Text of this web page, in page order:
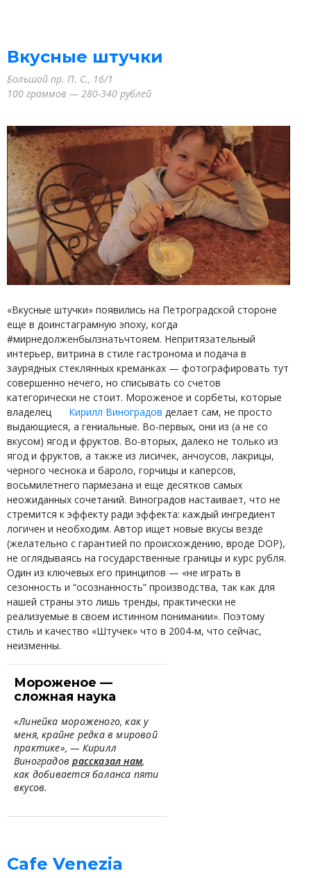
Вкусные штучки
Большой пр. П. С., 16/1
100 граммов — 280-340 рублей
«Вкусные штучки» появились на Петроградской стороне
еще в доинстаграмную эпоху, когда
#мирнедолженбылзнатьчтояем. Непритязательный
интерьер, витрина в стиле гастронома и подача в
заурядных стеклянных креманках — фотографировать тут
совершенно нечего, но списывать со счетов
категорически не стоит. Мороженое и сорбеты, которые
владелец
Кирилл Виноградов делает сам, не просто
выдающиеся, а гениальные. Во-первых, они из (а не со
вкусом) ягод и фруктов. Во-вторых, далеко не только из
ягод и фруктов, а также из лисичек, анчоусов, лакрицы,
черного чеснока и бароло, горчицы и каперсов,
восьмилетнего пармезана и еще десятков самых
неожиданных сочетаний. Виноградов настаивает, что не
стремится к эффекту ради эффекта: каждый ингредиент
логичен и необходим. Автор ищет новые вкусы везде
(желательно с гарантией по происхождению, вроде DOP),
не оглядываясь на государственные границы и курс рубля.
Один из ключевых его принципов — «не играть в
сезонность и “осознанность” производства, так как для
нашей страны это лишь тренды, практически не
реализуемые в своем истинном понимании». Поэтому
стиль и качество «Штучек» что в 2004-м, что сейчас,
неизменны.
Мороженое —
сложная наука
«Линейка мороженого, как у
меня, крайне редка в мировой
практике», — Кирилл
Виноградоврассказал нам,
как добивается баланса пяти
вкусов.
Cafe Venezia